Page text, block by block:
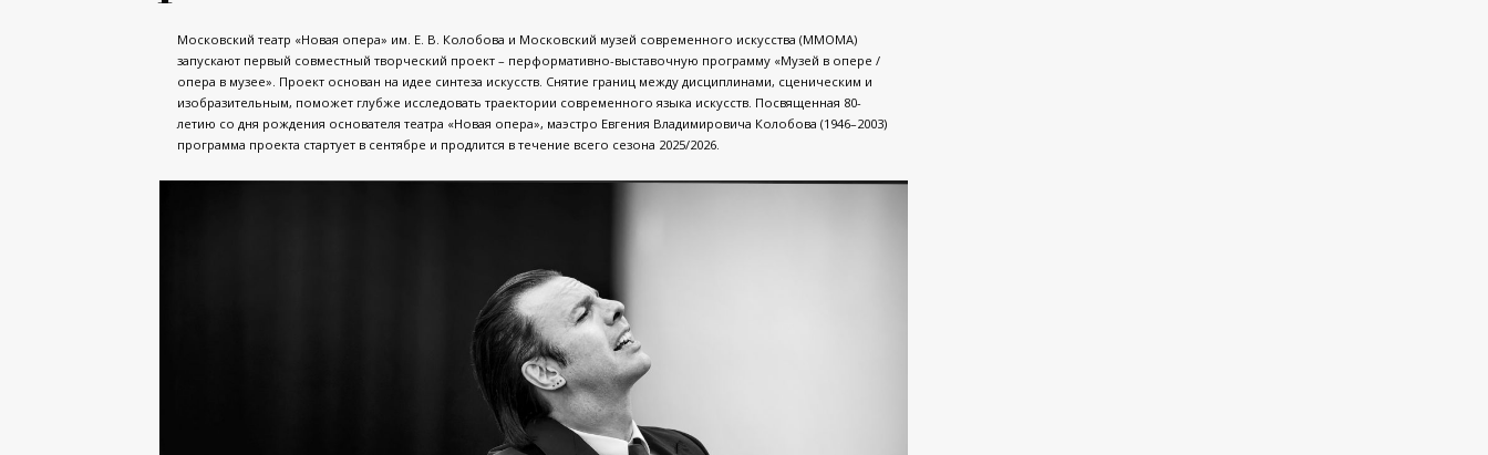
Московский театр «Новая опера» им. Е. В. Колобова и Московский музей современного искусства (MMOMA)
запускают первый совместный творческий проект – перформативно-выставочную программу «Музей в опере /
опера в музее». Проект основан на идее синтеза искусств. Снятие границ между дисциплинами, сценическим и
изобразительным, поможет глубже исследовать траектории современного языка искусств. Посвященная 80-
летию со дня рождения основателя театра «Новая опера», маэстро Евгения Владимировича Колобова (1946–2003)
программа проекта стартует в сентябре и продлится в течение всего сезона 2025/2026.